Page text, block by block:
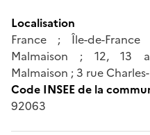
Localisation
France ; Île-de-
Malmaison ; 12, 13
Malmaison ; 3 rue
Code INSEE de la
92063